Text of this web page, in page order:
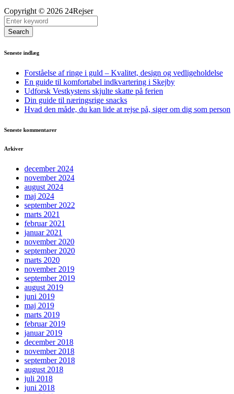
Copyright © 2026 24Rejser
Search
Seneste indlæg
Forståelse af ringe i guld – Kvalitet, design og vedligeholdelse
En guide til komfortabel indkvartering i Skejby
Udforsk Vestkystens skjulte skatte på ferien
Din guide til næringsrige snacks
Hvad den måde, du kan lide at rejse på, siger om dig som person
Seneste kommentarer
Arkiver
december 2024
november 2024
august 2024
maj 2024
september 2022
marts 2021
februar 2021
januar 2021
november 2020
september 2020
marts 2020
november 2019
september 2019
august 2019
juni 2019
maj 2019
marts 2019
februar 2019
januar 2019
december 2018
november 2018
september 2018
august 2018
juli 2018
juni 2018